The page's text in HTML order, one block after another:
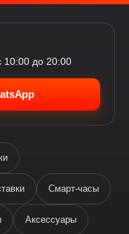
10:00 до 20:00
Смарт-часы
Аксессуары